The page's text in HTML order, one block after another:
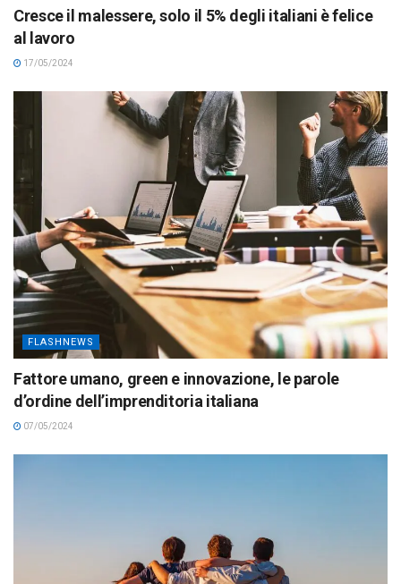
Cresce il malessere, solo il 5% degli italiani è felice
al lavoro
17/05/2024
FLASHNEWS
Fattore umano, green e innovazione, le parole
d’ordine dell’imprenditoria italiana
07/05/2024